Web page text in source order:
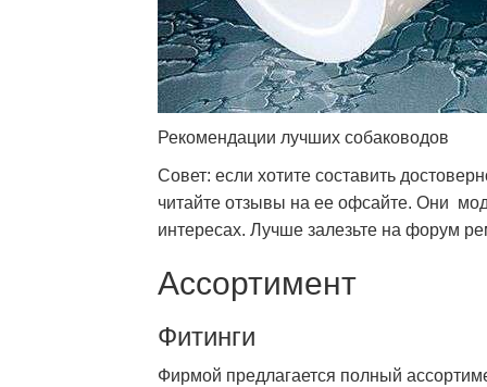
Рекомендации лучших собаководов
Совет: если хотите составить
читайте отзывы на ее офсайте. Они
интересах. Лучше залезьте на форум
Ассортимент
Фитинги
Фирмой предлагается полный